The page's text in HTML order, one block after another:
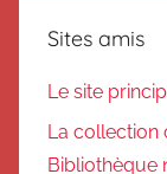
Sites amis
Le site
La collection
Bibliothèque